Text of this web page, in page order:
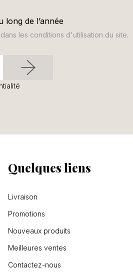
de l’année
les conditions d'utilisation du site.
Quelques liens
Livraison
Promotions
Nouveaux produits
Meilleures ventes
Contactez-nous